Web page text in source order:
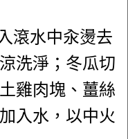
滾水中汆燙去
洗淨；冬瓜切
雞肉塊、薑絲
入水，以中火